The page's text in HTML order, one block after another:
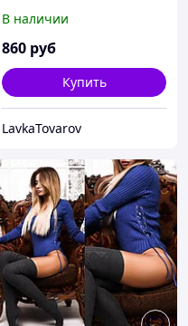
В наличии
860 руб
Купить
LavkaTovarov